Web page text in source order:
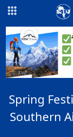
Spring
Southern